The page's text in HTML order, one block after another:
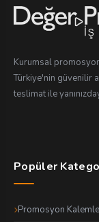
Kurumsal
Türkiye'nin güvenilir
teslimat ile
Popüler
Promosyon